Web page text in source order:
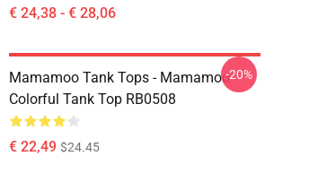
€ 24,38 - € 28,06
Mamamoo Tank Tops - Mamamoo
Colorful Tank Top RB0508
€ 22,49 $24.45
-20%